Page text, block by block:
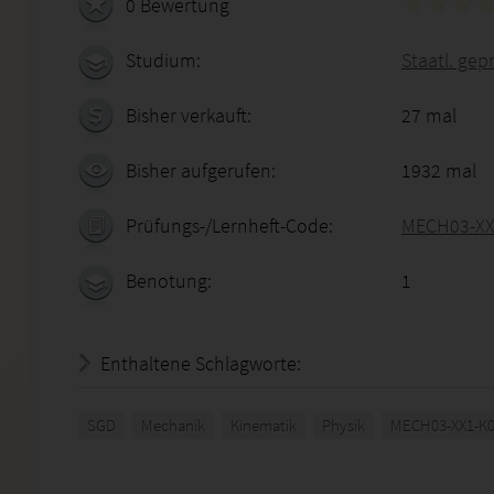
Studium: Staatl.
Bisher verkauft: 27 mal
Bisher aufgerufen: 1932 mal
Prüfungs-/Lernheft-Code: MECH03-
Benotung: 1
Enthaltene Schlagworte:
SGD Mechanik Kinematik Physik MECH03-XX1-